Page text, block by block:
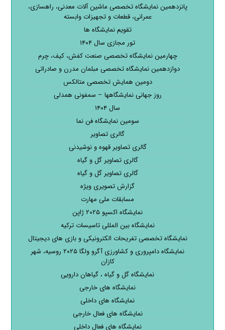
پانزدهمین نمایشگاه تخصصی ماشین آلات معدنی، راهسازی،
عمرانی، قطعات و تجهیزات وابسته
تقویم نمایشگاه ها
تور مجازی سال ۱۴۰۴
چهارمین نمایشگاه تخصصی صنعت کفش، کیف، چرم
دوازدهمین نمایشگاه تخصصی مبلمان مدرن و صادراتی
دومین همایش تخصصی متالکس
روز جهانی نمایشگاهها – سمفونی همدلی
سال ۱۴۰۴
سومین نمایشگاه فن نما
گالری تصاویر
گالری تصاویر قهوه و نوشیدنی
گالری تصاویر گل و گیاه
گالری تصاویر گل و گیاه
گزارش تصویری ویژه
مسابقات ملی مهارت
نمایشگاه اکسپو ۲۰۲۵ ژاپن
نمایشگاه بین المللی تاسیسات ترکیه
نمایشگاه تخصصی تفریحات الکترونیکی و بازی های دیجیتال
نمایشگاه دامپروری و کشاورزی آگرو ولگا ۲۰۲۵ روسیه، شهر
کازان
نمایشگاه گل و گیاه ، گیاهان دارویی
نمایشگاه های خارجی
نمایشگاه های داخلی
نمایشگاه های فعال خارجی
نمایشگاه های فعال داخلی